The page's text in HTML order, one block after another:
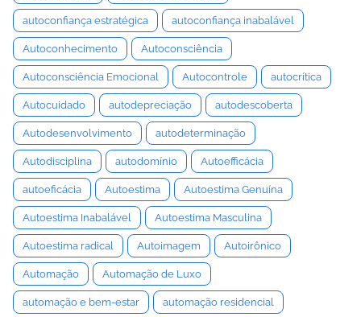
autoconfiança estratégica autoconfiança inabalável
Autoconhecimento Autoconsciência
Autoconsciência Emocional Autocontrole autocrítica
Autocuidado autodepreciação autodescoberta
Autodesenvolvimento autodeterminação
Autodisciplina autodomínio Autoefficácia
autoeficácia Autoestima Autoestima Genuína
Autoestima Inabalável Autoestima Masculina
Autoestima radical Autoimagem Autoirônico
Automação Automação de Luxo
automação e bem-estar automação residencial